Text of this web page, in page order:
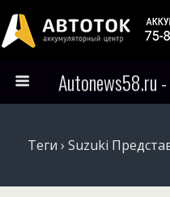
Теги › Suzuki